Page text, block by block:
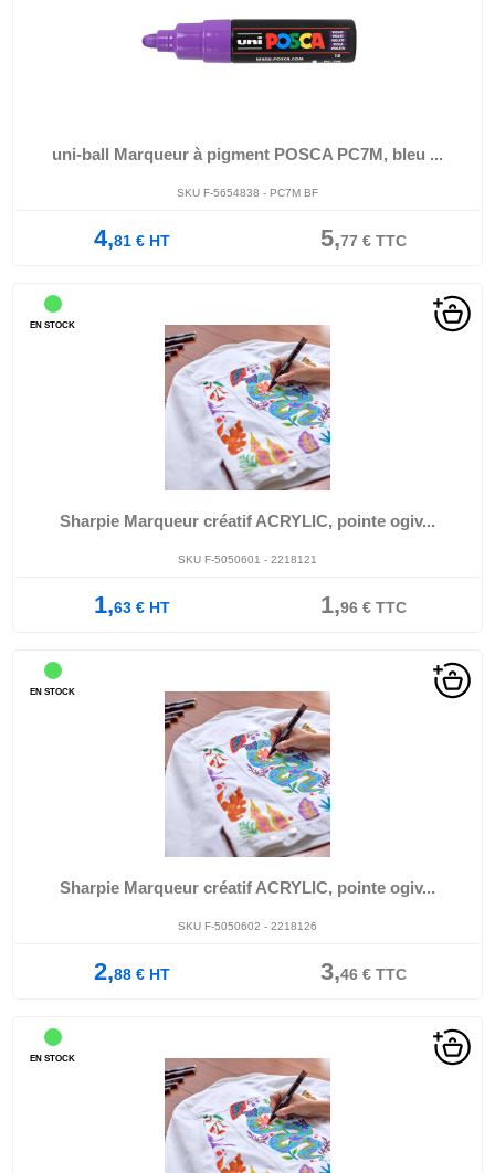
uni-ball Marqueur à pigment POSCA PC7M, bleu ...
SKU F-5654838 - PC7M BF
4,81€HT 5,77 €TTC
Sharpie Marqueur créatif ACRYLIC, pointe ogiv...
SKU F-5050601 - 2218121
1,63€HT 1,96€TTC
EN STOCK
Sharpie Marqueur créatif ACRYLIC, pointe ogiv...
SKU F-5050602 - 2218126
2,88€HT 3,46€TTC
EN STOCK
EN STOCK